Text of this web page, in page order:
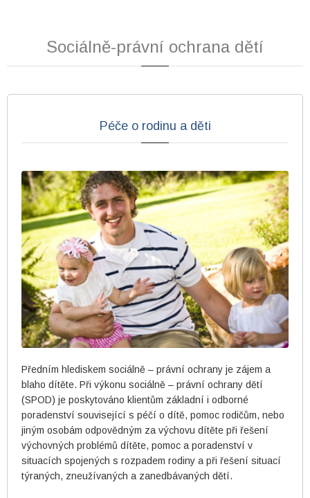
Sociálně-právní ochrana dětí
Péče o rodinu a děti
Předním hlediskem sociálně – právní ochrany je zájem a
blaho dítěte. Při výkonu sociálně – právní ochrany dětí
(SPOD) je poskytováno klientům základní i odborné
poradenství související s péčí o dítě, pomoc rodičům, nebo
jiným osobám odpovědným za výchovu dítěte při řešení
výchovných problémů dítěte, pomoc a poradenství v
situacích spojených s rozpadem rodiny a při řešení situací
týraných, zneužívaných a zanedbávaných dětí.